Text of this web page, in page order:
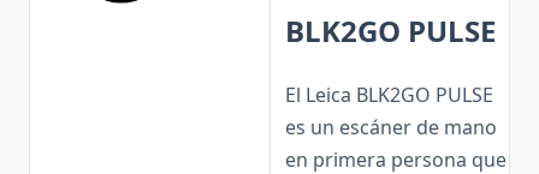
BLK2GO PULSE
El Leica BLK2GO PULSE
es un escáner de mano
en primera persona que